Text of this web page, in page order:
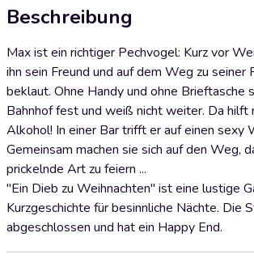
Beschreibung
Max ist ein richtiger Pechvogel: Kurz vor
ihn sein Freund und auf dem Weg zu seiner
beklaut. Ohne Handy und ohne Brieftasche
Bahnhof fest und weiß nicht weiter. Da hilft
Alkohol! In einer Bar trifft er auf einen sexy
Gemeinsam machen sie sich auf den Weg,
prickelnde Art zu feiern ...
"Ein Dieb zu Weihnachten" ist eine lustige
Kurzgeschichte für besinnliche Nächte. Die
abgeschlossen und hat ein Happy End.